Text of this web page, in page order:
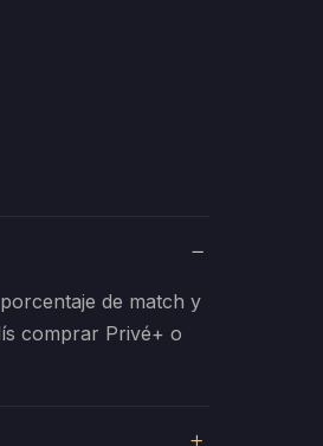
de match y
comprar Privé+ o